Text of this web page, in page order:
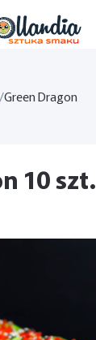
/Green Dragon
10 szt.